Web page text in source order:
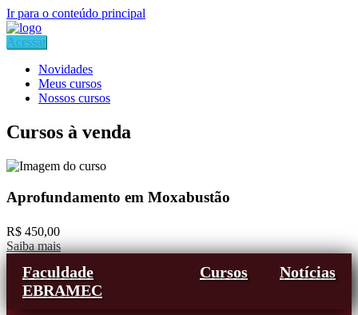
Ir para o conteúdo principal
Acessar
Novidades
Meus cursos
Nossos cursos
Cursos à venda
Aprofundamento em Moxabustão
R$ 450,00
Saiba mais
Faculdade
EBRAMEC
Cursos Notícias